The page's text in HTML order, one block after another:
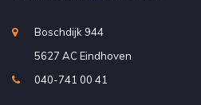
Boschdijk 944
5627 AC Eindhoven
040-741 00 41